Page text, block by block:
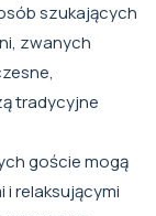
szukających
zwanych
tradycyjne
goście mogą
relaksującymi